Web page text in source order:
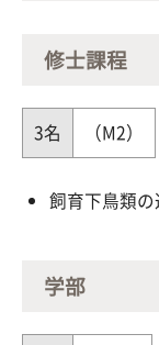
修士課程
3名 （M2）
飼育下鳥類
学部